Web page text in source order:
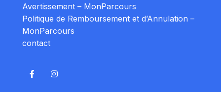
Avertissement – MonParcours
Politique de Remboursement et d’Annulation –
MonParcours
contact